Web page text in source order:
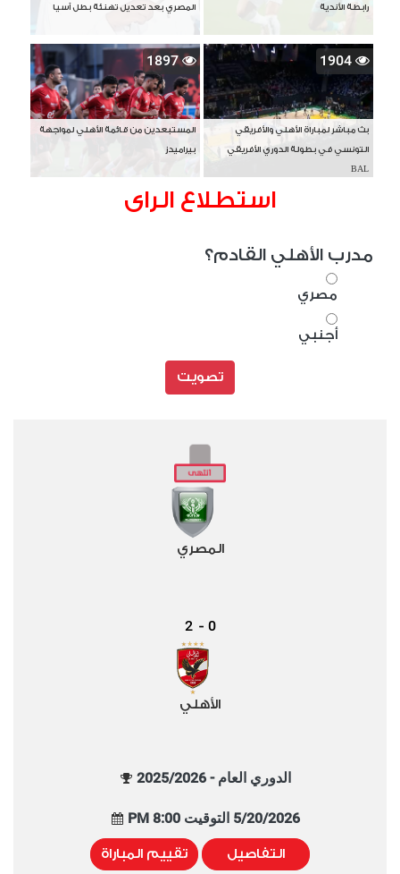
رابطة الأندية المصري بعد تعديل تهنئة بطل آسيا
1904
بث مباشر لمباراة الأهلي والأفريقي
التونسي في بطولة الدوري الأفريقي
BAL
1897
المستبعدين من قائمة الأهلي لمواجهة
بيراميدز
استطلاع الراى
مدرب الأهلي القادم؟
مصري
أجنبي
تصويت
المصري
0
-
2
الأهلي
الدوري العام - 2025/2026
5/20/2026 التوقيت 8:00 PM
التفاصيل تقييم المباراة